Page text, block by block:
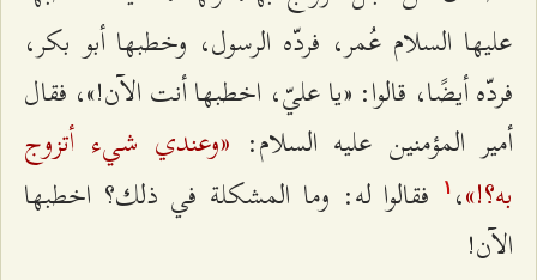
عليها السلام عُمر، فردّه الرسول، وخطبها أبو بكر،
فردّه أيضًا، قالوا: «يا عليّ، اخطبها أنت الآن!»، فقال
أمير المؤمنين عليه السلام: «وعندي شيء أتزوج
به‌؟!»، ۱
فقالوا له: وما المشكلة في ذلك؟ اخطبها
الآن!